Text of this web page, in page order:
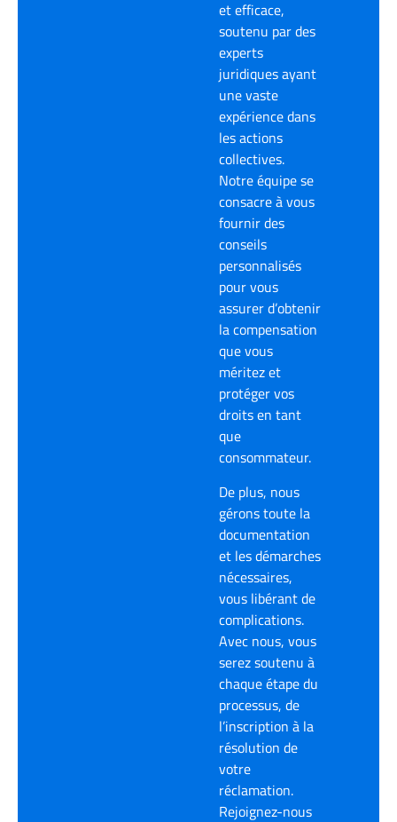
et efficace,
soutenu par des
experts
juridiques ayant
une vaste
expérience dans
les actions
collectives.
Notre équipe se
consacre à vous
fournir des
conseils
personnalisés
pour vous
assurer d’obtenir
la compensation
que vous
méritez et
protéger vos
droits en tant
que
consommateur.
De plus, nous
gérons toute la
documentation
et les démarches
nécessaires,
vous libérant de
complications.
Avec nous, vous
serez soutenu à
chaque étape du
processus, de
l’inscription à la
résolution de
votre
réclamation.
Rejoignez-nous